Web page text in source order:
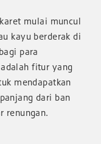
mulai muncul
kayu berderak di
para
fitur yang
mendapatkan
dari ban
renungan.